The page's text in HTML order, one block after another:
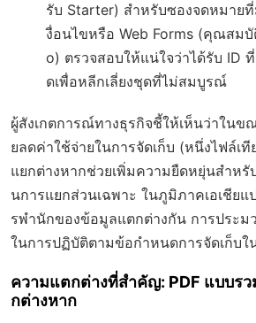
รับ Starter) สำหรับซองจดหมาย
งื่อนไขหรือ Web Forms (คุณสมบั
o) ตรวจสอบให้แน่ใจว่าได้รับ ID
ดเพื่อหลีกเลี่ยงชุดที่ไม่สมบูรณ์
ผู้สังเกตการณ์ทางธุรกิจชี้ให้เห็นว่าในข
ยลดค่าใช้จ่ายในการจัดเก็บ (หนึ่งไฟล์เ
แยกต่างหากช่วยเพิ่มความยืดหยุ่นสำหรั
นการแยกส่วนเฉพาะ ในภูมิภาคเอเชีย
รพำนักของข้อมูลแตกต่างกัน การประม
ในการปฏิบัติตามข้อกำหนดการจัดเก็บใ
ความแตกต่างที่สำคัญ: PDF แบบรว
กต่างหาก